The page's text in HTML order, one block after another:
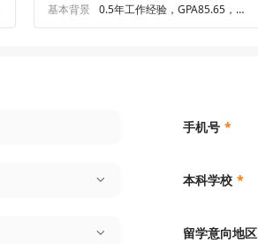
基本背景
0.5年工作经验，GPA85.65，雅
手机号 *
本科学校 *
留学意向地区